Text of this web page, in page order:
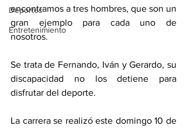
Deportes
Entretenimiento
encontramos a tres hombres, que son un
gran ejemplo para cada uno de
nosotros.
Se trata de Fernando, Iván y Gerardo, su
discapacidad no los detiene para
disfrutar del deporte.
La carrera se realizó este domingo 10 de